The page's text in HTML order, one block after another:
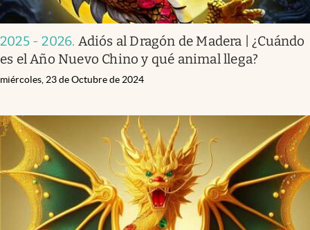
2025 - 2026. Adiós al Dragón de Madera | ¿Cuándo
es el Año Nuevo Chino y qué animal llega?
miércoles, 23 de Octubre de 2024